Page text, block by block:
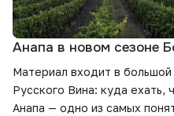
Анапа в новом сезоне
Материал входит в большой
Русского Вина: куда ехать,
Анапа — одно из самых